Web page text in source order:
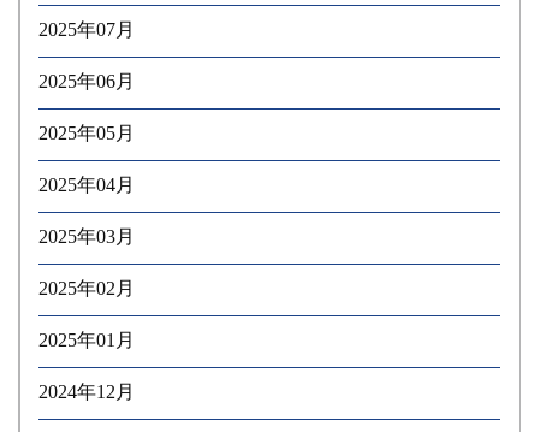
2025年07月
2025年06月
2025年05月
2025年04月
2025年03月
2025年02月
2025年01月
2024年12月